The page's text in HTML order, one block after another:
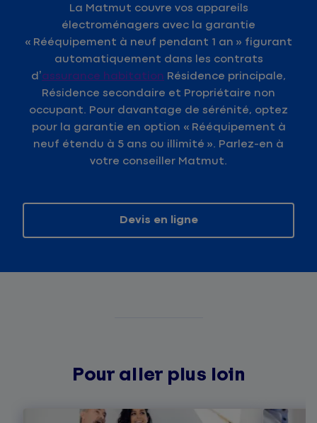
La Matmut couvre vos appareils
électroménagers avec la garantie
« Rééquipement à neuf pendant 1 an » figurant
automatiquement dans les contrats
d’assurance habitation Résidence principale,
Résidence secondaire et Propriétaire non
occupant. Pour davantage de sérénité, optez
pour la garantie en option « Rééquipement à
neuf étendu à 5 ans ou illimité ». Parlez-en à
votre conseiller Matmut.
Devis en ligne
Pour aller plus loin